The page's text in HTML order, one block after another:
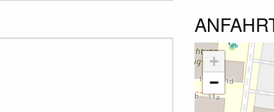
+
−